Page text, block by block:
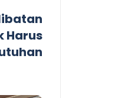
Harus